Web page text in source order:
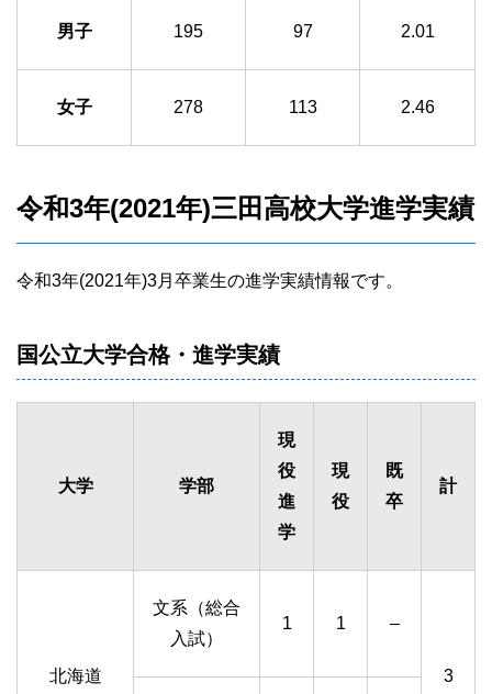
男子 195 97 2.01
女子 278 113 2.46
令和3年(2021年)三田高校大学進学実績
令和3年(2021年)3月卒業生の進学実績情報です。
国公立大学合格・進学実績
大学 学部
現
役
進
学
現
役
既
卒
計
北海道
文系（総合
入試）
1 1 –
3